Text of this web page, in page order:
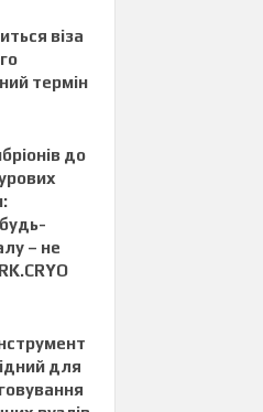
віза
термін
до
– не
для